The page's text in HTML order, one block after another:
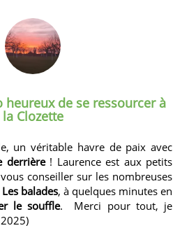
heureux de se ressourcer à
la Clozette
un véritable havre de paix avec
derrière ! Laurence est aux petits
conseiller sur les nombreuses
Les balades, à quelques minutes en
le souffle. Merci pour tout, je